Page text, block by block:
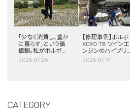
「少なく消費し、豊か
に暮らす」という価
値観。私がボルボと
スウェーデンに惹か
2026.07.28
【修理事例】ボルボ
XC90 T8 ツインエ
ンジンのハイブリッ
ドシステム故障・
2026.07.19
CATEGORY